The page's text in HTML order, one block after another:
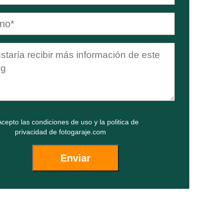
lascondiciones de usoy la politica de
privacidadde fotogaraje.com